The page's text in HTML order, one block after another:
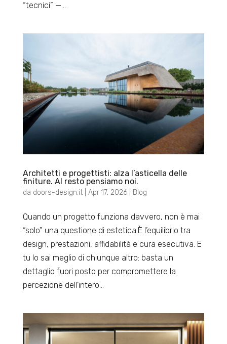
“tecnici” —...
Architetti e progettisti: alza l’asticella delle
finiture. Al resto pensiamo noi.
da doors-design.it| Apr 17, 2026| Blog
Quando un progetto funziona davvero, non è mai
“solo” una questione di estetica.È l’equilibrio tra
design, prestazioni, affidabilità e cura esecutiva. E
tu lo sai meglio di chiunque altro: basta un
dettaglio fuori posto per compromettere la
percezione dell’intero...